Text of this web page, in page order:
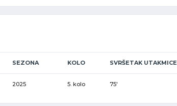
SEZONA KOLO SVRŠETAK UTAKMICE
2025 5. kolo 75'